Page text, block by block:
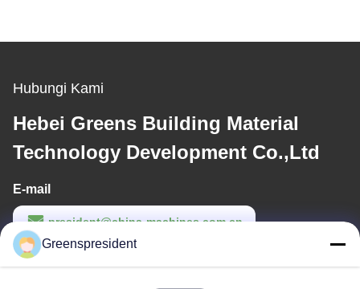
Hubungi Kami
Hebei Greens Building Material
Technology Development Co.,Ltd
E-mail
president@china-machines.com.cn
Waktu Kerja
Greenspresident